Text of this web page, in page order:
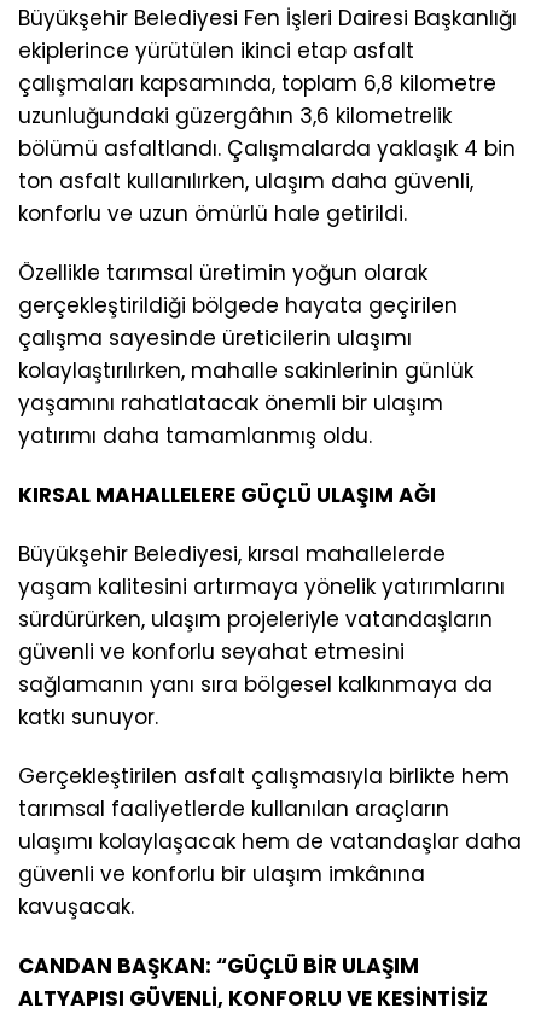
Büyükşehir Belediyesi Fen İşleri Dairesi Başkanlığı
ekiplerince yürütülen ikinci etap asfalt
çalışmaları kapsamında, toplam 6,8 kilometre
uzunluğundaki güzergâhın 3,6 kilometrelik
bölümü asfaltlandı. Çalışmalarda yaklaşık 4 bin
ton asfalt kullanılırken, ulaşım daha güvenli,
konforlu ve uzun ömürlü hale getirildi.
Özellikle tarımsal üretimin yoğun olarak
gerçekleştirildiği bölgede hayata geçirilen
çalışma sayesinde üreticilerin ulaşımı
kolaylaştırılırken, mahalle sakinlerinin günlük
yaşamını rahatlatacak önemli bir ulaşım
yatırımı daha tamamlanmış oldu.
KIRSAL MAHALLELERE GÜÇLÜ ULAŞIM AĞI
Büyükşehir Belediyesi, kırsal mahallelerde
yaşam kalitesini artırmaya yönelik yatırımlarını
sürdürürken, ulaşım projeleriyle vatandaşların
güvenli ve konforlu seyahat etmesini
sağlamanın yanı sıra bölgesel kalkınmaya da
katkı sunuyor.
Gerçekleştirilen asfalt çalışmasıyla birlikte hem
tarımsal faaliyetlerde kullanılan araçların
ulaşımı kolaylaşacak hem de vatandaşlar daha
güvenli ve konforlu bir ulaşım imkânına
kavuşacak.
CANDAN BAŞKAN: “GÜÇLÜ BİR ULAŞIM
ALTYAPISI GÜVENLİ, KONFORLU VE KESİNTİSİZ